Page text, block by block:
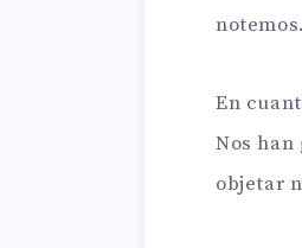
En
Nos han
objetar